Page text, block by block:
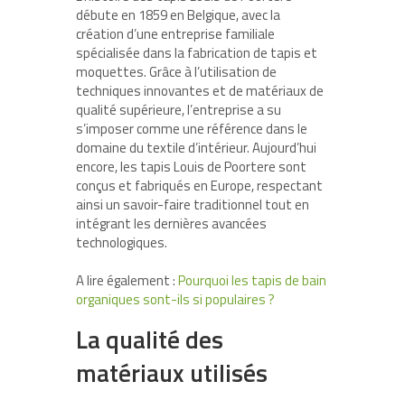
débute en 1859 en Belgique, avec la
création d’une entreprise familiale
spécialisée dans la fabrication de tapis et
moquettes. Grâce à l’utilisation de
techniques innovantes et de matériaux de
qualité supérieure, l’entreprise a su
s’imposer comme une référence dans le
domaine du textile d’intérieur. Aujourd’hui
encore, les tapis Louis de Poortere sont
conçus et fabriqués en Europe, respectant
ainsi un savoir-faire traditionnel tout en
intégrant les dernières avancées
technologiques.
A lire également :Pourquoi les tapis de bain
organiques sont-ils si populaires ?
La qualité des
matériaux utilisés